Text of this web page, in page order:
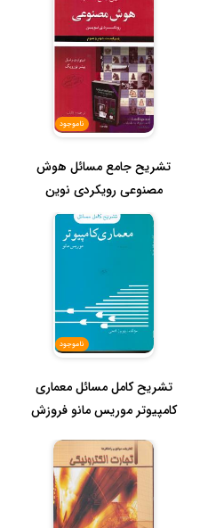
ناموجود
تشریح جامع مسائل هوش
مصنوعی رویکردی نوین
ناموجود
تشریح کامل مسائل معماری
کامپیوتر موریس مانو فروزش